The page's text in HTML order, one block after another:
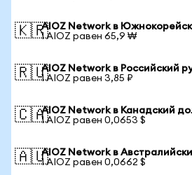
🇰🇷AIOZ Network в
1 AIOZ равен 65,9 ₩
🇷🇺AIOZ Network в Российский
1 AIOZ равен 3,85 ₽
🇨🇦AIOZ Network в Канадский
1 AIOZ равен 0,0653 $
🇦🇺AIOZ Network в
1 AIOZ равен 0,0662 $